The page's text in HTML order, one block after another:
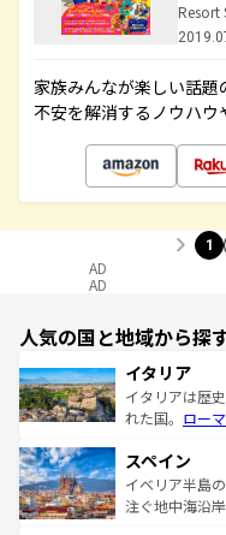
Resort
家族みんなが楽しい話
不安を解消するノウハウ
1
AD
AD
人気の国と地域から探
イタリア
イタリアは歴
れた国。 ローマ
ろん、トスカ
景など、自然
ピザやパスタ
スペイン
イベリア半島
注ぐ地中海沿